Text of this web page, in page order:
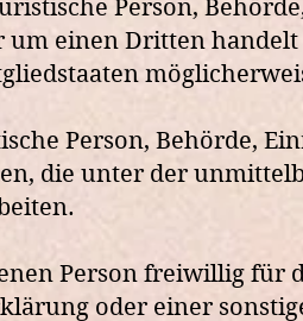
Person,
um einen Dritten
Person, Behörde,
die unter der
Person freiwillig für
oder einer